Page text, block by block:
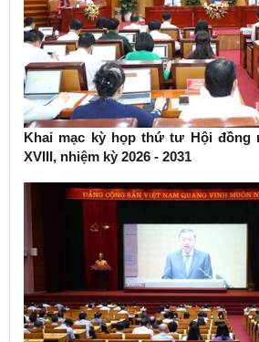
Khai mạc kỳ họp thứ tư Hội đồng
XVIII, nhiệm kỳ 2026 - 2031